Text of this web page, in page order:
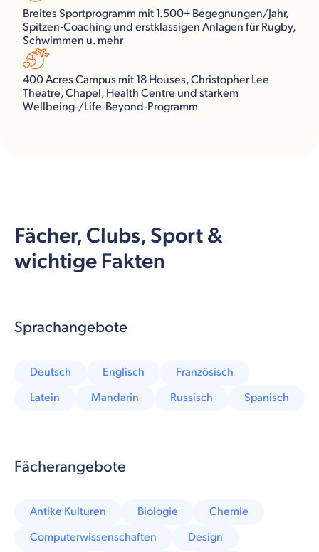
Breites Sportprogramm mit 1.500+ Begegnungen/Jahr,
Spitzen‑Coaching und erstklassigen Anlagen für Rugby,
Schwimmen u. mehr
400 Acres Campus mit 18 Houses, Christopher Lee
Theatre, Chapel, Health Centre und starkem
Wellbeing‑/Life‑Beyond‑Programm
Fächer, Clubs, Sport &
wichtige Fakten
Sprachangebote
Deutsch Englisch
Französisch
Latein
Mandarin Russisch Spanisch
Fächerangebote
Antike Kulturen Biologie
Chemie
Computerwissenschaften
Design